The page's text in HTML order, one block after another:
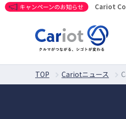
キャンペーンのお知らせ Cariot
TOP Cariotニュース